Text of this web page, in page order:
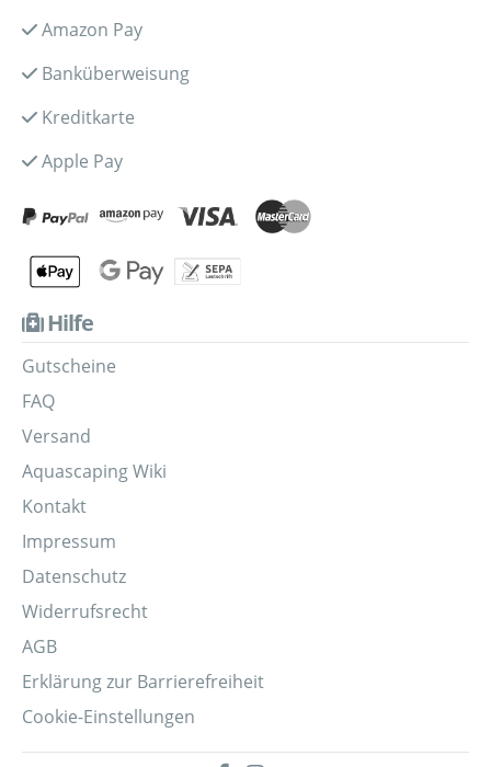
Amazon Pay
Banküberweisung
Kreditkarte
Apple Pay
Hilfe
Gutscheine
FAQ
Versand
Aquascaping Wiki
Kontakt
Impressum
Datenschutz
Widerrufsrecht
AGB
Erklärung zur Barrierefreiheit
Cookie-Einstellungen